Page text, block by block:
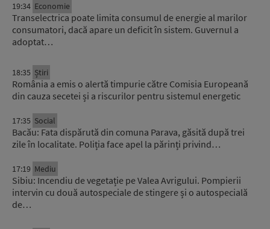
19:34 Economie
Transelectrica poate limita consumul de energie al marilor
consumatori, dacă apare un deficit în sistem. Guvernul a
adoptat…
18:35 Știri
România a emis o alertă timpurie către Comisia Europeană
din cauza secetei și a riscurilor pentru sistemul energetic
17:35 Social
Bacău: Fata dispărută din comuna Parava, găsită după trei
zile în localitate. Poliția face apel la părinți privind…
17:19 Mediu
Sibiu: Incendiu de vegetație pe Valea Avrigului. Pompierii
intervin cu două autospeciale de stingere și o autospecială
de…